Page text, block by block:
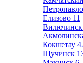
Елизово 11
Вилючинск
Кокшетау
Щучинск